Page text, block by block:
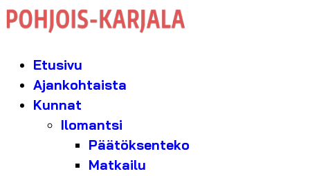
Etusivu
Ajankohtaista
Kunnat
Ilomantsi
Päätöksenteko
Matkailu